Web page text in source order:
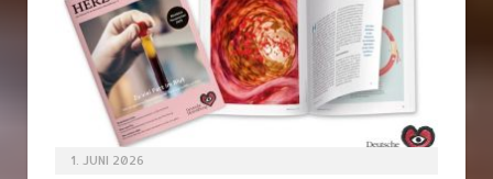
1. JUNI 2026